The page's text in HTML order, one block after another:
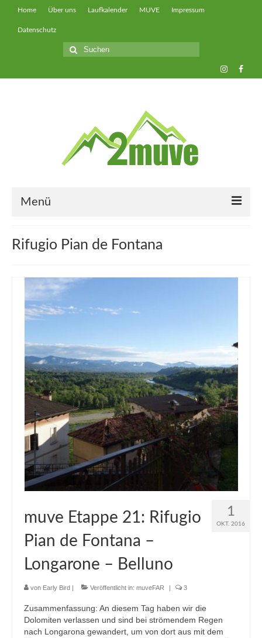
Home Über uns Laufkalender MUVE Impressum
Datenschutz
Suche
nach:
Menü
muveAWAY
muveLIVELY
muveFAR
Rifugio Pian de Fontana
1
OKT. 2016
muve Etappe 21: Rifugio
Pian de Fontana –
Longarone – Belluno
von Early Bird Veröffentlicht in: muveFAR 3
Zusammenfassung: An diesem Tag haben wir die
Dolomiten verlassen und sind bei strömendem Regen
nach Longarona gewandert, um von dort aus mit dem